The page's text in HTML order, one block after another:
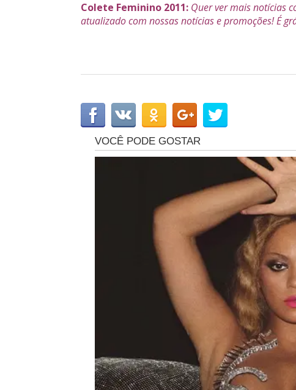
Colete Feminino 2011: Quer ver mais notícias
atualizado com nossas notícias e promoções! É